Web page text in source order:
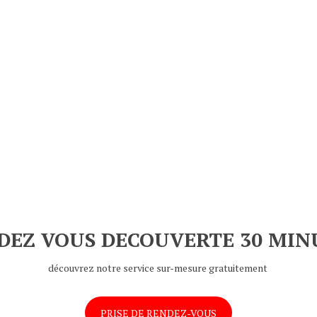
VOUS DECOUVERTE 30
découvrez notre service sur-mesure gratuitement
PRISE DE RENDEZ-VOUS